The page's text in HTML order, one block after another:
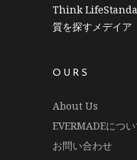
Think
質を探すメデイア
OURS
About Us
EVERMADEについ
お問い合わせ